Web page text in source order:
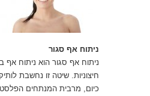
ניתוח אף סגור
ניתוח אף סגור הוא ניתוח
כיום, מרבית המנתחים